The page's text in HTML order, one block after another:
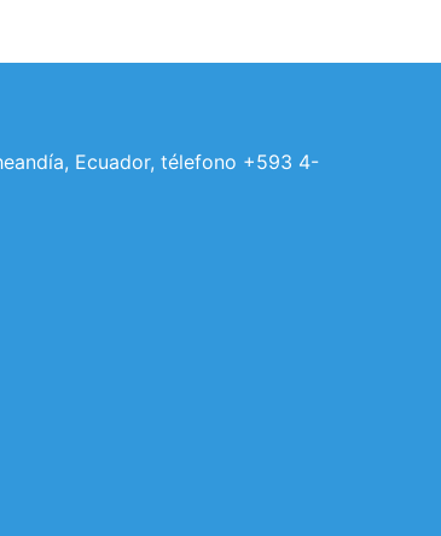
Ecuador, télefono +593 4-